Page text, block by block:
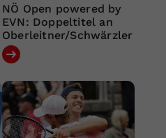
NÖ Open powered by
EVN: Doppeltitel an
Oberleitner/Schwärzler